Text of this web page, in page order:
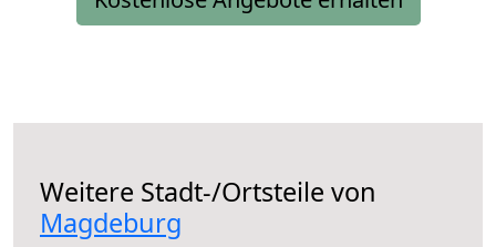
Weitere Stadt-/Ortsteile von
Magdeburg